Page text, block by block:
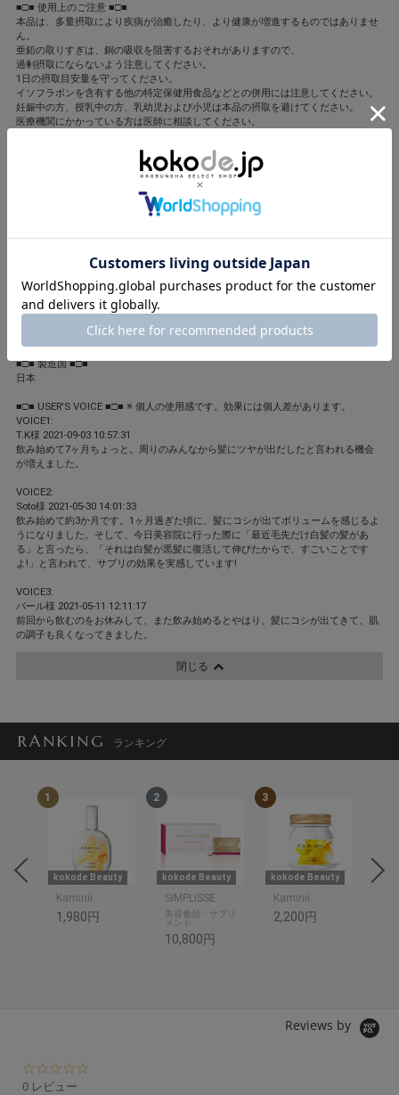
■□■ 使用上のご注意 ■□■
本品は、多量摂取により疾病が治癒したり、より健康が増進するものではありませ
ん。
亜鉛の取りすぎは、銅の吸収を阻害するおそれがありますので、
過剰摂取にならないよう注意してください。
1日の摂取目安量を守ってください。
イソフラボンを含有する他の特定保健用食品などとの併用には注意してください。
妊娠中の方、授乳中の方、乳幼児および小児は本品の摂取を避けてください。
医療機関にかかっている方は医師に相談してください。
保存方法 高温多湿や直射日光を避けてください。
開封後はキャップをしっかりしめてお早めにお召し上がりください。
ショ糖(国内製造)、N-アセチルグルコサミン(エビ・カニを含む)、フィッシュコラー
ゲン(ゼラチンを含む)、大豆イソフラボン抽出物(アグリコン含有)、寒天/ビタミン
C、グルコン酸亜鉛、着色料(酸化チタン、青色2号)、結晶セルロース、ショ糖脂肪
酸エステル、増粘多糖類、微粒二酸化ケイ素、ステアリン酸カルシウム、乳酸カル
オチン、葉酸、カルナウバロウ
■□■ 製造国 ■□■
日本
■□■ USER'S VOICE ■□■ ※ 個人の使用感です。効果には個人差があります。
VOICE1:
T.K様 2021-09-03 10:57:31
飲み始めて7ヶ月ちょっと。周りのみんなから髪にツヤが出だしたと言われる機会
が増えました。
VOICE2:
Soto様 2021-05-30 14:01:33
飲み始めて約3か月です。1ヶ月過ぎた頃に、髪にコシが出てボリュームを感じるよ
うになりました。そして、今日美容院に行った際に「最近毛先だけ白髪の髪があ
る」と言ったら、「それは白髪が黒髪に復活して伸びたからで、すごいことです
よ!」と言われて、サプリの効果を実感しています!
VOICE3:
パール様 2021-05-11 12:11:17
前回から飲むのをお休みして、また飲み始めるとやはり、髪にコシが出てきて、肌
の調子も良くなってきました。
閉じる
RANKING ランキング
1
kokode Beauty
Kaminii
1,980円
2
kokode Beauty
SIMPLISSE
美容食品・サプリ
メント
10,800円
3
kokode Beauty
Kaminii
2,200円
美
Reviews by
0 レビュー